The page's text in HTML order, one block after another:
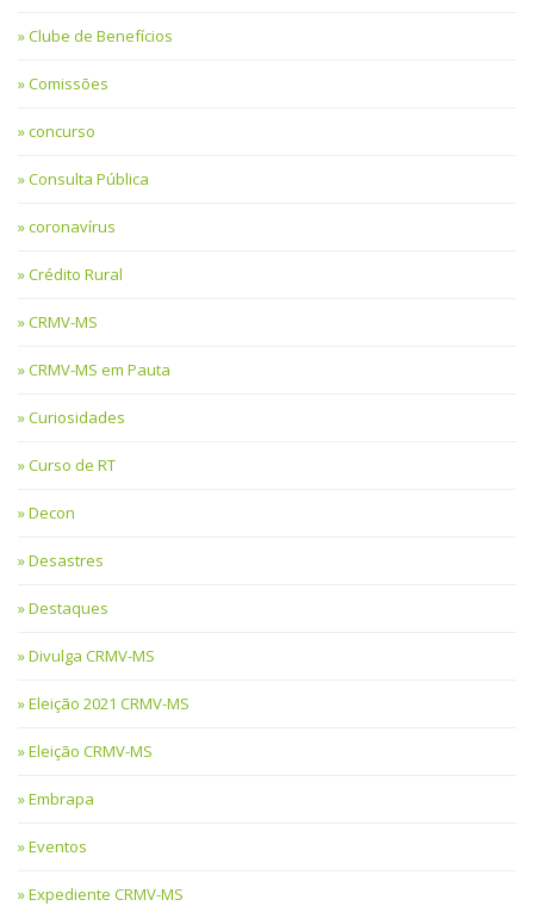
Clube de Benefícios
Comissões
concurso
Consulta Pública
coronavírus
Crédito Rural
CRMV-MS
CRMV-MS em Pauta
Curiosidades
Curso de RT
Decon
Desastres
Destaques
Divulga CRMV-MS
Eleição 2021 CRMV-MS
Eleição CRMV-MS
Embrapa
Eventos
Expediente CRMV-MS